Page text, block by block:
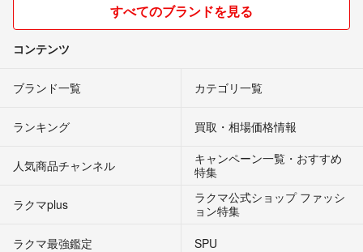
すべてのブランドを見る
コンテンツ
ブランド一覧 カテゴリ一覧
ランキング 買取・相場価格情報
人気商品チャンネル
キャンペーン一覧・おすすめ
特集
ラクマplus
ラクマ公式ショップ ファッシ
ョン特集
ラクマ最強鑑定
SPU